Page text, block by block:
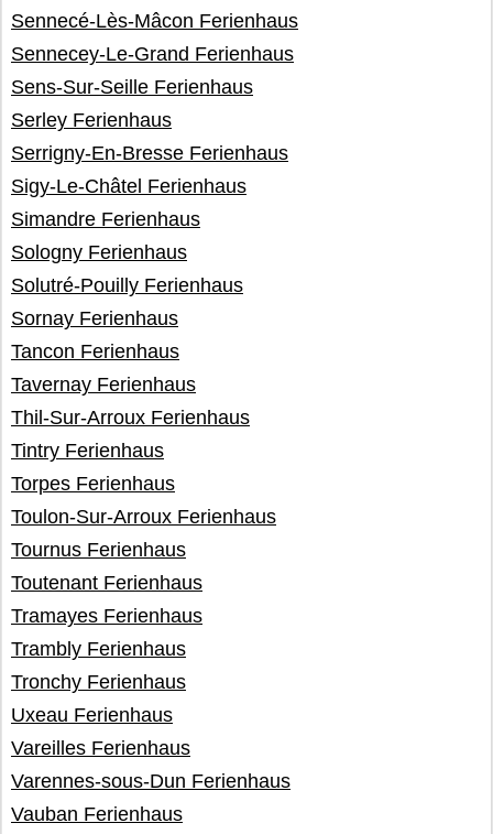
Sennecé-Lès-Mâcon Ferienhaus
Sennecey-Le-Grand Ferienhaus
Sens-Sur-Seille Ferienhaus
Serley Ferienhaus
Serrigny-En-Bresse Ferienhaus
Sigy-Le-Châtel Ferienhaus
Simandre Ferienhaus
Sologny Ferienhaus
Solutré-Pouilly Ferienhaus
Sornay Ferienhaus
Tancon Ferienhaus
Tavernay Ferienhaus
Thil-Sur-Arroux Ferienhaus
Tintry Ferienhaus
Torpes Ferienhaus
Toulon-Sur-Arroux Ferienhaus
Tournus Ferienhaus
Toutenant Ferienhaus
Tramayes Ferienhaus
Trambly Ferienhaus
Tronchy Ferienhaus
Uxeau Ferienhaus
Vareilles Ferienhaus
Varennes-sous-Dun Ferienhaus
Vauban Ferienhaus